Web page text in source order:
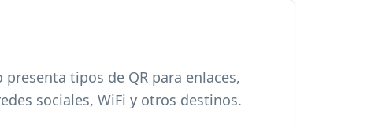
tipos de QR para enlaces,
sociales, WiFi y otros destinos.